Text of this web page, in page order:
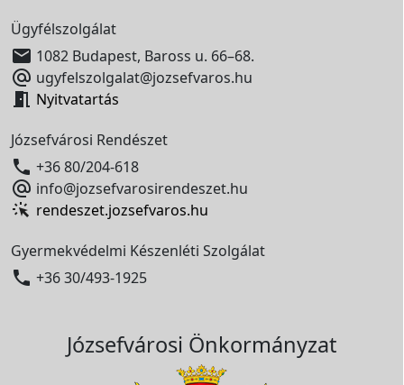
Ügyfélszolgálat
 1082 Budapest, Baross u. 66–68.
 ugyfelszolgalat@jozsefvaros.hu
 Nyitvatartás
Józsefvárosi Rendészet
 +36 80/204-618
 info@jozsefvarosirendeszet.hu
rendeszet.jozsefvaros.hu
Gyermekvédelmi Készenléti Szolgálat
 +36 30/493-1925
Józsefvárosi Önkormányzat